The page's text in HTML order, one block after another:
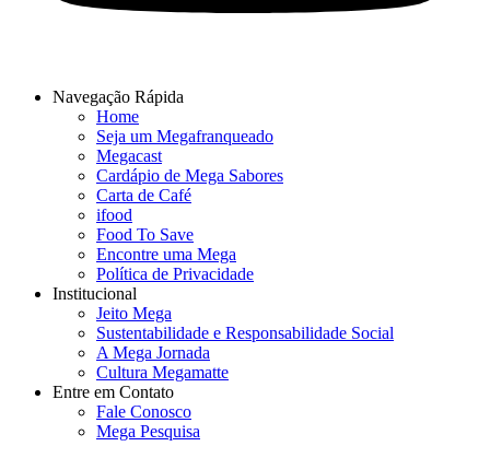
Navegação Rápida
Home
Seja um Megafranqueado
Megacast
Cardápio de Mega Sabores
Carta de Café
ifood
Food To Save
Encontre uma Mega
Política de Privacidade
Institucional
Jeito Mega
Sustentabilidade e Responsabilidade Social
A Mega Jornada
Cultura Megamatte
Entre em Contato
Fale Conosco
Mega Pesquisa